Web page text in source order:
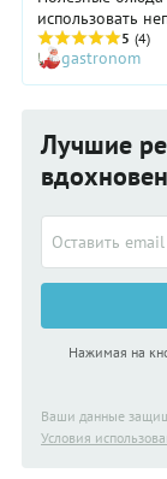
использовать
5 (4)
gastronom
Лучшие
Нажимая на
Ваши данные
Условия